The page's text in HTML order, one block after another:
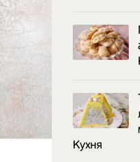
Кухня